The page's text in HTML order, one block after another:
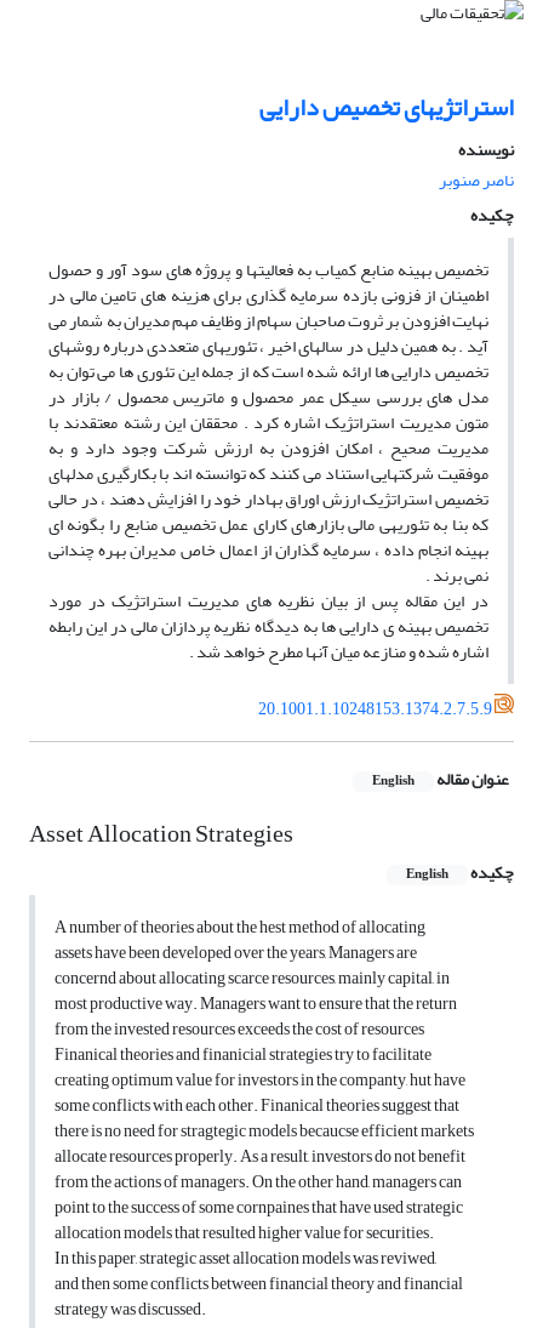
استراتژیهای تخصیص دارایی
نویسنده
ناصر صنوبر
چکیده
تخصیص بهینه منابع کمیاب به فعالیتها و پروژه های سود آور و حصول
اطمینان از فزونی بازده سرمایه گذاری برای هزینه های تامین مالی در
نهایت افزودن بر ثروت صاحبان سهام از وظایف مهم مدیران به شمار می
آید . به همین دلیل در سالهای اخیر ، تئوریهای متعددی درباره روشهای
تخصیص دارایی ها ارائه شده است که از جمله این تئوری ها می توان به
مدل های بررسی سیکل عمر محصول و ماتریس محصول / بازار در
متون مدیریت استراتژیک اشاره کرد . محققان این رشته معتقدند با
مدیریت صحیح ، امکان افزودن به ارزش شرکت وجود دارد و به
موفقیت شرکتهایی استناد می کنند که توانسته اند با بکارگیری مدلهای
تخصیص استراتژیک ارزش اوراق بهادار خود را افزایش دهند ، در حالی
که بنا به تئوریهی مالی بازارهای کارای عمل تخصیص منابع را بگونه ای
بهینه انجام داده ، سرمایه گذاران از اعمال خاص مدیران بهره چندانی
نمی برند .
در این مقاله پس از بیان نظریه های مدیریت استراتژیک در مورد
تخصیص بهینه ی دارایی ها به دیدگاه نظریه پردازان مالی در این رابطه
اشاره شده و منازعه میان آنها مطرح خواهد شد .
20.1001.1.10248153.1374.2.7.5.9
عنوان مقاله English
Asset Allocation Strategies
چکیده English
A number of theories about the hest method of allocating
assets have been developed over the years, Managers are
concernd about allocating scarce resources, mainly capital, in
most productive way. Managers want to ensure that the return
from the invested resources exceeds the cost of resources
Finanical theories and finanicial strategies try to facilitate
creating optimum value for investors in the companty, hut have
some conflicts with each other. Finanical theories suggest that
there is no need for stragtegic models becaucse efficient markets
allocate resources properly. As a result, investors do not benefit
from the actions of managers. On the other hand, managers can
point to the success of some cornpaines that have used strategic
allocation models that resulted higher value for securities.
In this paper, strategic asset allocation models was reviwed,
and then some conflicts between financial theory and financial
strategy was discussed.